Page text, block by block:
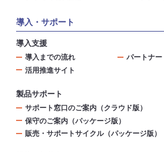
導入・サポート
導入支援
導入までの流れ
パートナー
活用推進サイト
製品サポート
サポート窓口のご案内（クラウド版）
保守のご案内（パッケージ版）
販売・サポートサイクル（パッケージ版）